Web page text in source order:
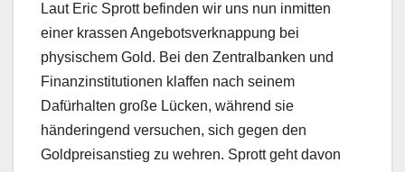
Laut Eric Sprott befinden wir uns nun inmitten
einer krassen Angebotsverknappung bei
physischem Gold. Bei den Zentralbanken und
Finanzinstitutionen klaffen nach seinem
Dafürhalten große Lücken, während sie
händeringend versuchen, sich gegen den
Goldpreisanstieg zu wehren. Sprott geht davon